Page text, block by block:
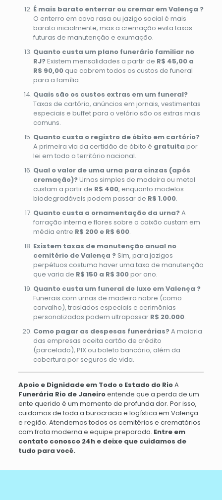
É mais barato enterrar ou cremar em Valença ?
O enterro em cova rasa ou jazigo social é mais
barato inicialmente, mas a cremação evita taxas
futuras de manutenção e exumação.
Quanto custa um plano funerário familiar no
RJ?Existem mensalidades a partir de R$ 45,00 a
R$ 90,00que cobrem todos os custos de funeral
para a família.
Quais são os custos extras em um funeral?
Taxas de cartório, anúncios em jornais, vestimentas
especiais e buffet para o velório são os extras mais
comuns.
Quanto custa o registro de óbito em cartório?
A primeira via da certidão de óbito é gratuita por
lei em todo o território nacional.
Qual o valor de uma urna para cinzas (após
cremação)?Urnas simples de madeira ou metal
custam a partir de R$ 400, enquanto modelos
biodegradáveis podem passar de R$ 1.000.
Quanto custa a ornamentação da urna?A
forração interna e flores sobre o caixão custam em
média entre R$ 200 e R$ 600.
Existem taxas de manutenção anual no
cemitério de Valença ?Sim, para jazigos
perpétuos costuma haver uma taxa de manutenção
que varia de R$ 150 a R$ 300por ano.
Quanto custa um funeral de luxo em Valença ?
Funerais com urnas de madeira nobre (como
carvalho), traslados especiais e cerimônias
personalizadas podem ultrapassar R$ 20.000.
Como pagar as despesas funerárias?A maioria
das empresas aceita cartão de crédito
(parcelado), PIX ou boleto bancário, além da
cobertura por seguros de vida.
Apoio e Dignidade em Todo o Estado do RioA
Funerária Rio de Janeiroentende que a perda de um
ente querido é um momento de profunda dor. Por isso,
cuidamos de toda a burocracia e logística em Valença
e região. Atendemos todos os cemitérios e crematórios
com frota moderna e equipe preparada. Entre em
contato conosco 24h e deixe que cuidamos de
tudo para você.